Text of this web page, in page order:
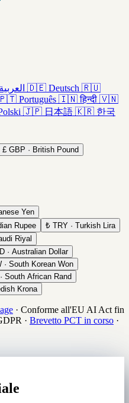
العربية 🇩🇪 Deutsch 🇷🇺
Português 🇮🇳 हिन्दी 🇻🇳
🇯🇵 日本語 🇰🇷 한국
£ GBP · British Pound
Yen
Rupee ₺ TRY · Turkish Lira
Riyal
· Australian Dollar
· South Korean Won
South African Rand
Krona
· Conforme all'EU AI Act fin
· Brevetto PCT in corso ·